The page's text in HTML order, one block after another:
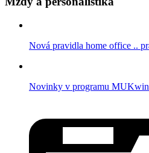
Nová pravidla home office ..
Novinky v programu